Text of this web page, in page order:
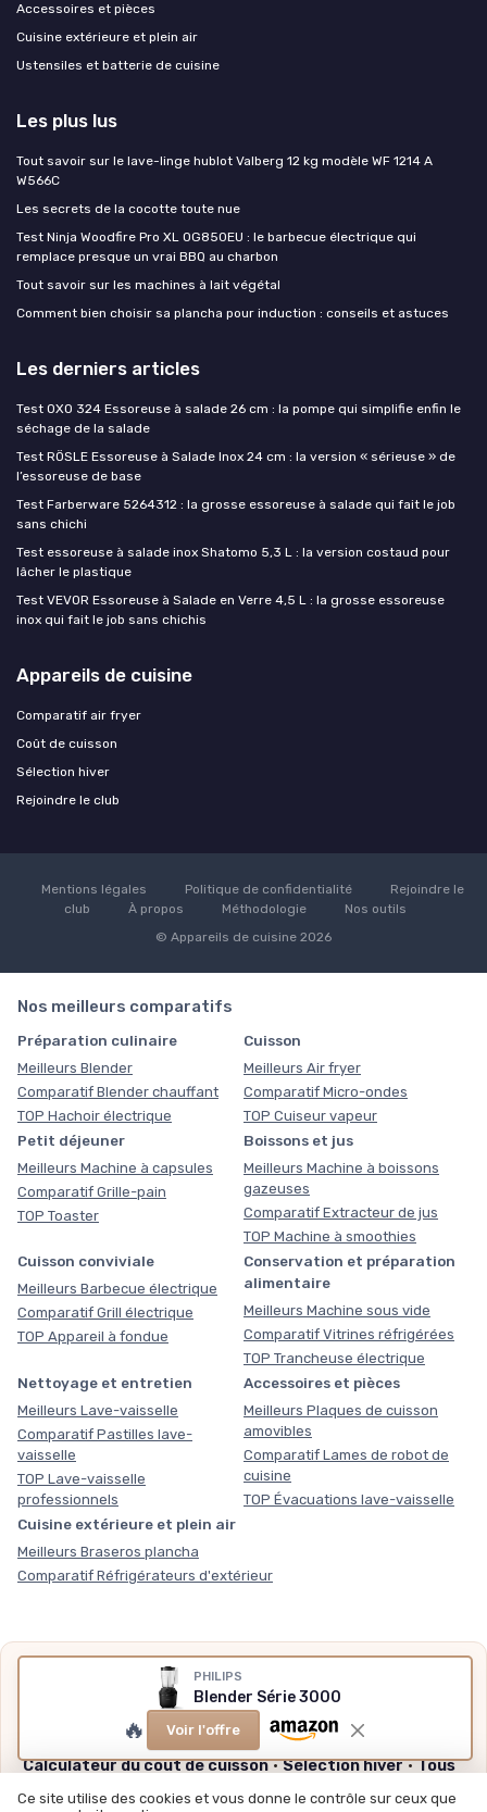
PHILIPS
Blender Série 3000
🔥 Voir l'offre
Accessoires et pièces
Cuisine extérieure et plein air
Ustensiles et batterie de cuisine
Les plus lus
Tout savoir sur le lave-linge hublot Valberg 12 kg modèle WF 1214 A
W566C
Les secrets de la cocotte toute nue
Test Ninja Woodfire Pro XL OG850EU : le barbecue électrique qui
remplace presque un vrai BBQ au charbon
Tout savoir sur les machines à lait végétal
Comment bien choisir sa plancha pour induction : conseils et astuces
Les derniers articles
Test OXO 324 Essoreuse à salade 26 cm : la pompe qui simplifie enfin le
séchage de la salade
Test RÖSLE Essoreuse à Salade Inox 24 cm : la version « sérieuse » de
l’essoreuse de base
Test Farberware 5264312 : la grosse essoreuse à salade qui fait le job
sans chichi
Test essoreuse à salade inox Shatomo 5,3 L : la version costaud pour
lâcher le plastique
Test VEVOR Essoreuse à Salade en Verre 4,5 L : la grosse essoreuse
inox qui fait le job sans chichis
Appareils de cuisine
Comparatif air fryer
Coût de cuisson
Sélection hiver
Rejoindre le club
Mentions légales Politique de confidentialité
Rejoindre le
club
À propos Méthodologie
Nos outils
© Appareils de cuisine 2026
Nos meilleurs comparatifs
Préparation culinaire
Meilleurs Blender
Comparatif Blender chauffant
TOP Hachoir électrique
Cuisson
Meilleurs Air fryer
Comparatif Micro-ondes
TOP Cuiseur vapeur
Petit déjeuner
Meilleurs Machine à capsules
Comparatif Grille-pain
TOP Toaster
Boissons et jus
Meilleurs Machine à boissons
gazeuses
Comparatif Extracteur de jus
TOP Machine à smoothies
Cuisson conviviale
Meilleurs Barbecue électrique
Comparatif Grill électrique
TOP Appareil à fondue
Conservation et préparation
alimentaire
Meilleurs Machine sous vide
Comparatif Vitrines réfrigérées
TOP Trancheuse électrique
Nettoyage et entretien
Meilleurs Lave-vaisselle
Comparatif Pastilles lave-
vaisselle
TOP Lave-vaisselle
professionnels
Accessoires et pièces
Meilleurs Plaques de cuisson
amovibles
Comparatif Lames de robot de
cuisine
TOP Évacuations lave-vaisselle
Cuisine extérieure et plein air
Meilleurs Braseros plancha
Comparatif Réfrigérateurs d'extérieur
Nos outils gratuits
Des chiffres plutôt que des impressions, sans inscription,
méthode et sources expliquées.
Calculateur du coût de cuisson·Sélection hiver·Tous
nos outils
Ce site utilise des cookies et vous donne le contrôle sur ceux que